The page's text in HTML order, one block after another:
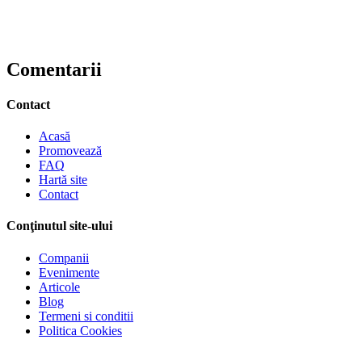
Comentarii
Contact
Acasă
Promovează
FAQ
Hartă site
Contact
Conţinutul site-ului
Companii
Evenimente
Articole
Blog
Termeni si conditii
Politica Cookies